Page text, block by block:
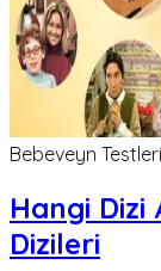
Bebeveyn Testleri
Hangi Dizi
Dizileri